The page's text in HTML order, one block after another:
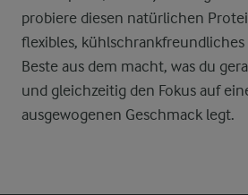
probiere diesen natürlichen
flexibles, kühlschrankfreundliches
Beste aus dem macht, was du
und gleichzeitig den Fokus auf
ausgewogenen Geschmack legt.